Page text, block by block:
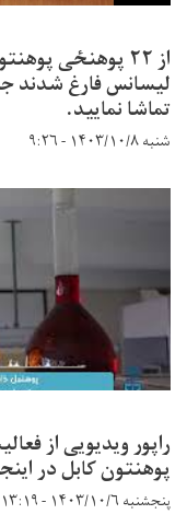
لیسانس فارغ شدند
تماشا نمایید.
شنبه ۱۴۰۳/۱۰/۸ - ۹:۲۶
راپور ویدیویی از
پوهنتون کابل در
پنجشنبه ۱۴۰۳/۱۰/۶ - ۱۳:۱۹